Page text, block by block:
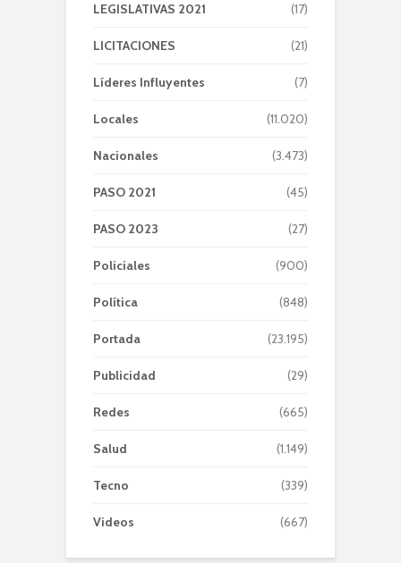
LEGISLATIVAS 2021 (17)
LICITACIONES (21)
Líderes Influyentes (7)
Locales (11.020)
Nacionales (3.473)
PASO 2021 (45)
PASO 2023 (27)
Policiales (900)
Política (848)
Portada (23.195)
Publicidad (29)
Redes (665)
Salud (1.149)
Tecno (339)
Videos (667)